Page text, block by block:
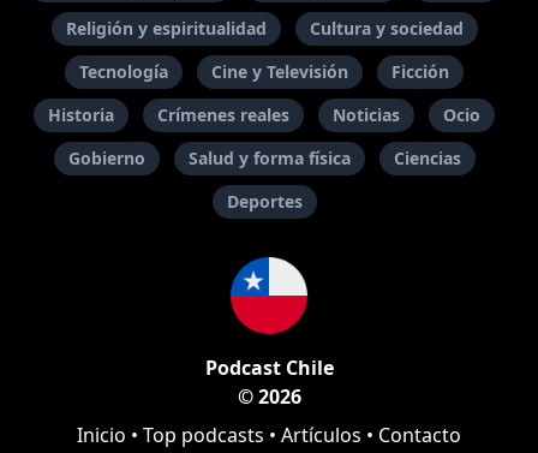
Religión y espiritualidad
Cultura y sociedad
Tecnología
Cine y Televisión
Ficción
Historia
Crímenes reales Noticias
Ocio
Gobierno
Salud y forma física
Ciencias
Deportes
Podcast Chile
© 2026
Inicio • Top podcasts • Artículos • Contacto